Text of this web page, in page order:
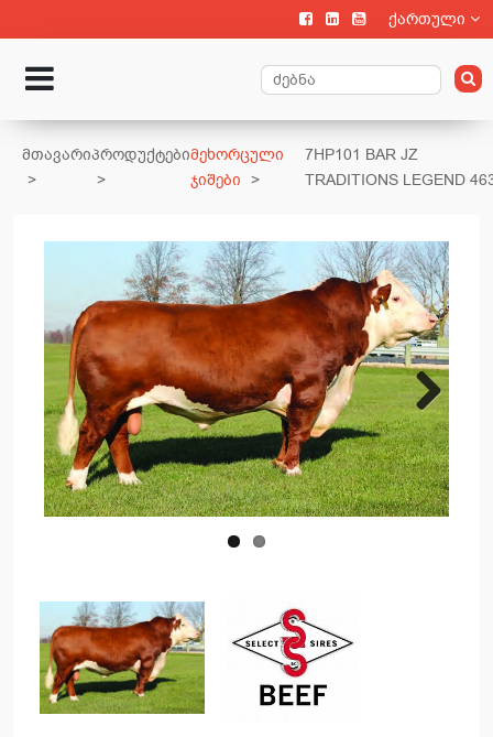
ქართული
მთავარიპროდუქტებიმეხორცული
ჯიშები
7HP101 BAR JZ
TRADITIONS LEGEND
Next